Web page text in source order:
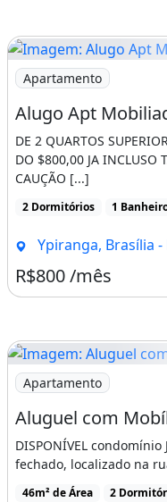
Imagem: Alugo Apt
Apartamento
Alugo Apt
DE 2 QUARTOS
DO $800,00 JA INCLUSO
CAUÇÃO [...]
2 Dormitórios 1
Ypiranga, Brasília -
R$800 /mês
Imagem: Aluguel com
Apartamento
Aluguel com
DISPONÍVEL
fechado, localizado na
46m² de Área 2